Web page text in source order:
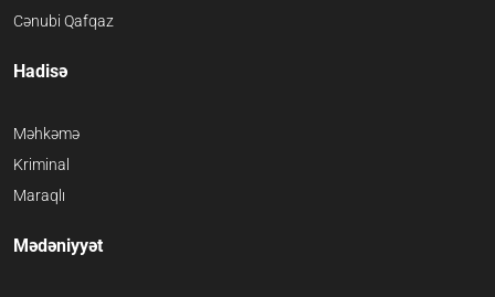
Cənubi Qafqaz
Hadisə
Məhkəmə
Kriminal
Maraqlı
Mədəniyyət